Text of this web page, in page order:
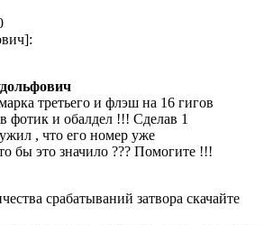
третьего и флэш на 16 гигов
фотик и обалдел !!! Сделав 1
, что его номер уже
бы это значило ??? Помогите !!!
срабатываний затвора скачайте